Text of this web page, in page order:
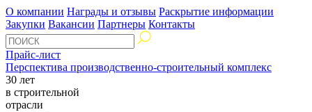
О компании Награды и отзывы Раскрытие информации
Закупки Вакансии Партнеры Контакты
Прайс-лист
Перспектива производственно-строительный комплекс
30 лет
в строительной
отрасли